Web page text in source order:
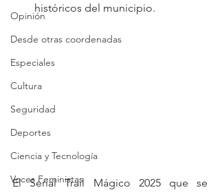
Opinión
Desde otras coordenadas
Especiales
Cultura
Seguridad
Deportes
Ciencia y Tecnología
Voces Feministas
históricos del municipio.
El Serial Trail Mágico 2025 que se